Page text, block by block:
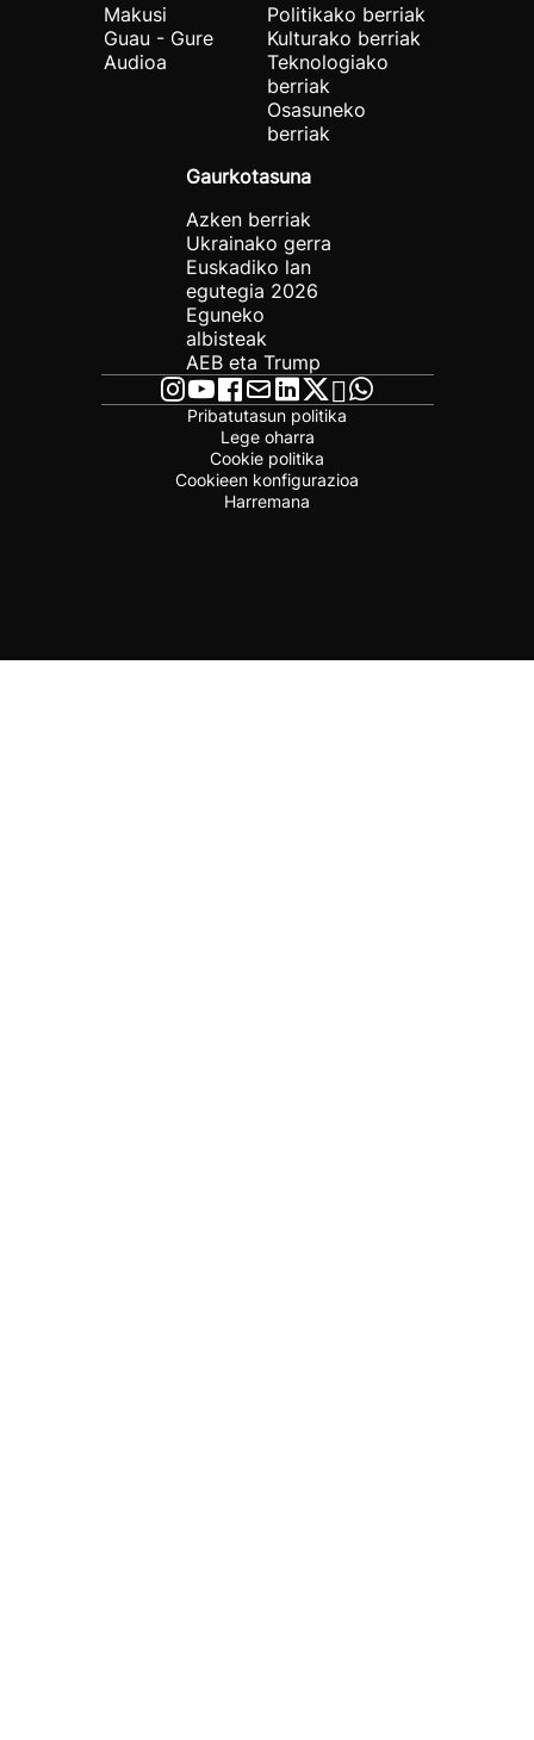
Makusi
Guau - Gure
Audioa
Politikako berriak
Kulturako berriak
Teknologiako
berriak
Osasuneko
berriak
Gaurkotasuna
Azken berriak
Ukrainako gerra
Euskadiko lan
egutegia 2026
Eguneko
albisteak
AEB eta Trump
Pribatutasun politika
Lege oharra
Cookie politika
Cookieen konfigurazioa
Harremana